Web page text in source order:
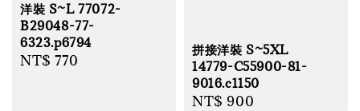
洋裝 S~L 77072-
B29048-77-
6323.p6794
Regular
NT$ 770
拼接洋裝 S~5XL
14779-C55900-81-
9016.c1150
Regular
NT$ 900